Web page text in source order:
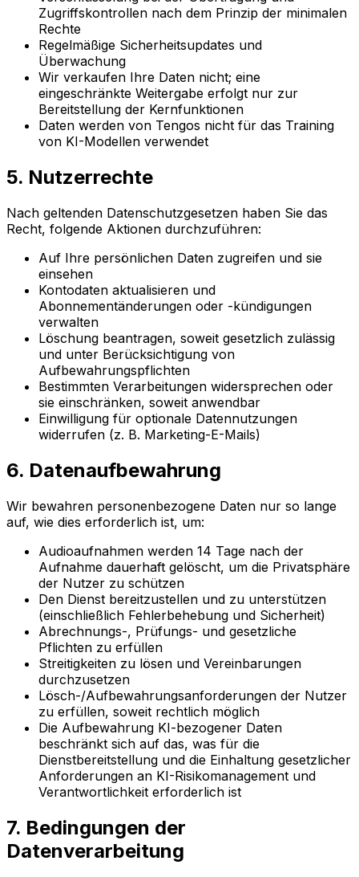
Zugriffskontrollen nach dem Prinzip der minimalen
Rechte
Regelmäßige Sicherheitsupdates und
Überwachung
Wir verkaufen Ihre Daten nicht; eine
eingeschränkte Weitergabe erfolgt nur zur
Bereitstellung der Kernfunktionen
Daten werden von Tengos nicht für das Training
von KI-Modellen verwendet
5. Nutzerrechte
Nach geltenden Datenschutzgesetzen haben Sie das
Recht, folgende Aktionen durchzuführen:
Auf Ihre persönlichen Daten zugreifen und sie
einsehen
Kontodaten aktualisieren und
Abonnementänderungen oder -kündigungen
verwalten
Löschung beantragen, soweit gesetzlich zulässig
und unter Berücksichtigung von
Aufbewahrungspflichten
Bestimmten Verarbeitungen widersprechen oder
sie einschränken, soweit anwendbar
Einwilligung für optionale Datennutzungen
widerrufen (z. B. Marketing-E-Mails)
6. Datenaufbewahrung
Wir bewahren personenbezogene Daten nur so lange
auf, wie dies erforderlich ist, um:
Audioaufnahmen werden 14 Tage nach der
Aufnahme dauerhaft gelöscht, um die Privatsphäre
der Nutzer zu schützen
Den Dienst bereitzustellen und zu unterstützen
(einschließlich Fehlerbehebung und Sicherheit)
Abrechnungs-, Prüfungs- und gesetzliche
Pflichten zu erfüllen
Streitigkeiten zu lösen und Vereinbarungen
durchzusetzen
Lösch-/Aufbewahrungsanforderungen der Nutzer
zu erfüllen, soweit rechtlich möglich
Die Aufbewahrung KI-bezogener Daten
beschränkt sich auf das, was für die
Dienstbereitstellung und die Einhaltung gesetzlicher
Anforderungen an KI-Risikomanagement und
Verantwortlichkeit erforderlich ist
7. Bedingungen der
Datenverarbeitung